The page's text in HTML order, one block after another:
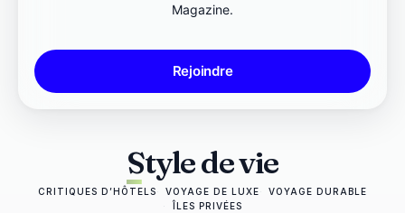
Magazine.
Rejoindre
Style de vie
CRITIQUES D’HÔTELS VOYAGE DE LUXE
VOYAGE DURABLE
ÎLES PRIVÉES